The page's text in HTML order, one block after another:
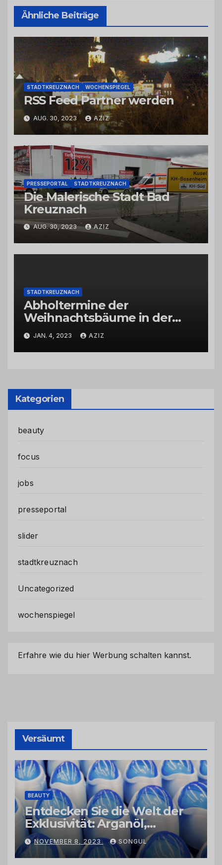
Ähnliche Beiträge
STADTKREUZNACH WOCHENSPIEGEL
RSS Feed Partner werden
AUG. 30, 2023 AZIZ
PRESSEPORTAL STADTKREUZNACH
Die Malerische Stadt Bad
Kreuznach
AUG. 30, 2023 AZIZ
STADTKREUZNACH
Abholtermine der
Weihnachtsbäume in der
Kernstadt und in den
Stadtteilen
JAN. 4, 2023 AZIZ
Kategorien
beauty
focus
jobs
presseportal
slider
stadtkreuznach
Uncategorized
wochenspiegel
Erfahre wie du hier Werbung schalten kannst.
Versäumt
BEAUTY
Entdecken Sie die Welt der
Exklusivität: Arganöl,
Kaktusfeigenkernöl und
Schwarzkümmelöl von
vertrauenswürdigen
NOVEMBER 8, 2023 SONGUL